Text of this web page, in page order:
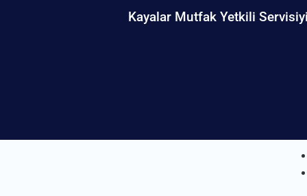
Kayalar Mutfak Yetkili